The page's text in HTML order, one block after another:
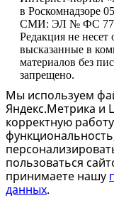
в Роскомнадзоре
СМИ: ЭЛ № ФС 77
Редакция не несет
высказанные в
материалов без
запрещено.
Мы используем
Яндекс.Метрика и
корректную
пользоваться
принимаете нашу
данных.